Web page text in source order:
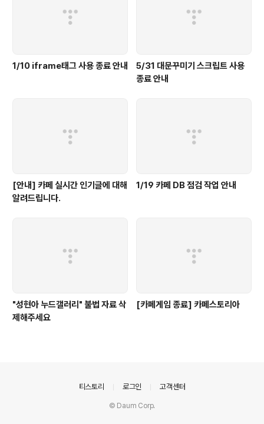
1/10 iframe태그 사용 종료 안내
5/31 대문꾸미기 스크립트 사용
종료 안내
[안내] 카페 실시간 인기글에 대해
알려드립니다.
1/19 카페 DB 점검 작업 안내
"성현아 누드갤러리" 불법 자료 삭
제해주세요
[카페게임 종료] 카페스토리아
티스토리 로그인 고객센터
© Daum Corp.